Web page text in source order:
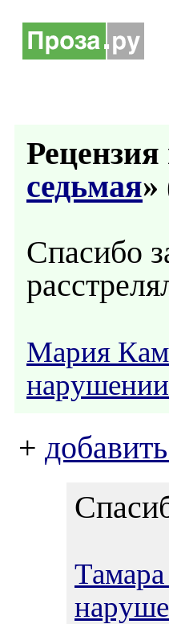
Рецензия
седьмая»
Спасибо
Мария
нарушении
+